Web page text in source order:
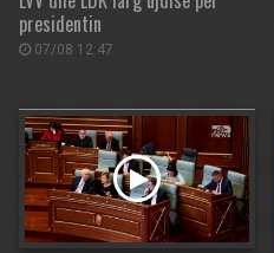
presidentin
07/08 12:47